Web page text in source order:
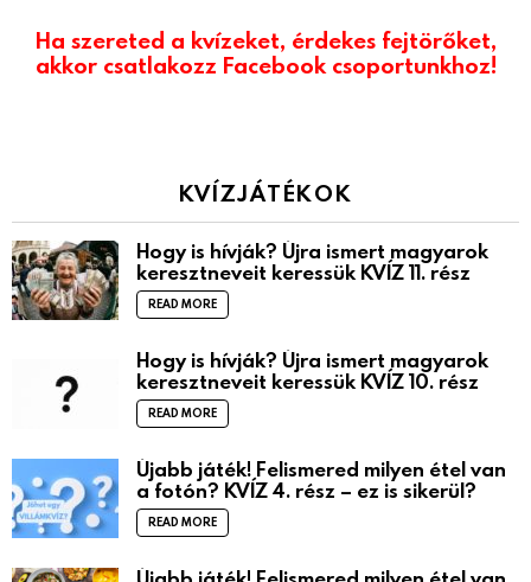
Ha szereted a kvízeket, érdekes fejtörőket,
akkor csatlakozz Facebook csoportunkhoz!
KVÍZJÁTÉKOK
Hogy is hívják? Újra ismert magyarok
keresztneveit keressük KVÍZ 11. rész
READ MORE
Hogy is hívják? Újra ismert magyarok
keresztneveit keressük KVÍZ 10. rész
READ MORE
Újabb játék! Felismered milyen étel van
a fotón? KVÍZ 4. rész – ez is sikerül?
READ MORE